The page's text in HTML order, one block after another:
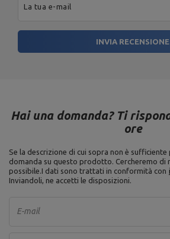
La tua e-mail
INVIA RECENSIONE
Hai una domanda? Ti
ore
Se la descrizione di cui sopra non è sufficiente
domanda su questo prodotto. Cercheremo di
possibile.I dati sono trattati in conformità con
Inviandoli, ne accetti le disposizioni.
E-mail